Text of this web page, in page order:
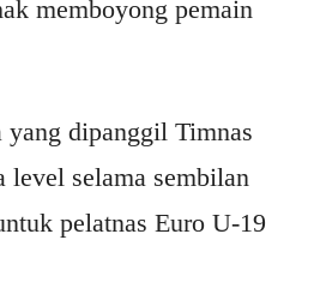
memboyong pemain
yang dipanggil Timnas
selama sembilan
pelatnas Euro U-19